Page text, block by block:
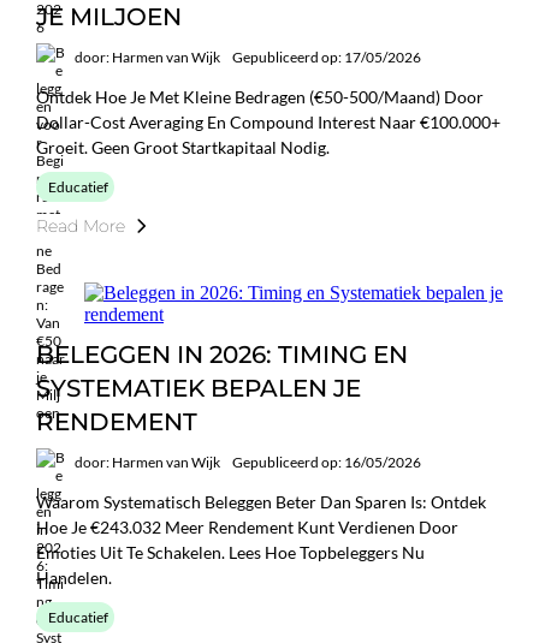
JE MILJOEN
door: Harmen van Wijk Gepubliceerd op: 17/05/2026
Ontdek Hoe Je Met Kleine Bedragen (€50-500/maand) Door
Dollar-Cost Averaging En Compound Interest Naar €100.000+
Groeit. Geen Groot Startkapitaal Nodig.
Educatief
Read More
BELEGGEN IN 2026: TIMING EN
SYSTEMATIEK BEPALEN JE
RENDEMENT
door: Harmen van Wijk Gepubliceerd op: 16/05/2026
Waarom Systematisch Beleggen Beter Dan Sparen Is: Ontdek
Hoe Je €243.032 Meer Rendement Kunt Verdienen Door
Emoties Uit Te Schakelen. Lees Hoe Topbeleggers Nu
Handelen.
Educatief